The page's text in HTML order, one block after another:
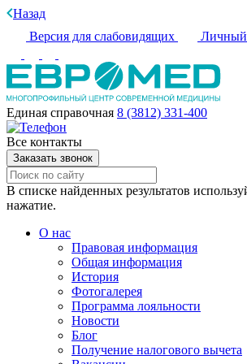
Назад
Версия для слабовидящих
Личный
Единая справочная 8 (3812) 331-400
Все контакты
Заказать звонок
В списке найденных результатов
нажатие.
О нас
Правовая информация
Общая информация
История
Фотогалерея
Программа лояльности
Новости
Блог
Получение налогового вычета